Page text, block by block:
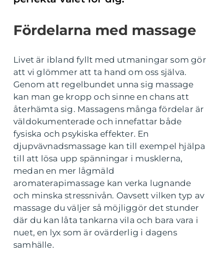
Fördelarna med massage
Livet är ibland fyllt med utmaningar som gör
att vi glömmer att ta hand om oss själva.
Genom att regelbundet unna sig massage
kan man ge kropp och sinne en chans att
återhämta sig. Massagens många fördelar är
väldokumenterade och innefattar både
fysiska och psykiska effekter. En
djupvävnadsmassage kan till exempel hjälpa
till att lösa upp spänningar i musklerna,
medan en mer lågmäld
aromaterapimassage kan verka lugnande
och minska stressnivån. Oavsett vilken typ av
massage du väljer så möjliggör det stunder
där du kan låta tankarna vila och bara vara i
nuet, en lyx som är ovärderlig i dagens
samhälle.